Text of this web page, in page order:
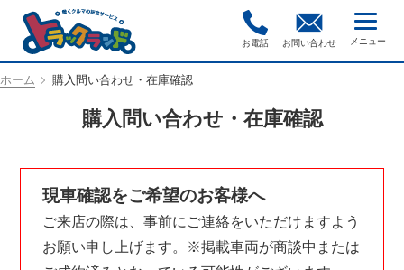
お電話 お問い合わせ
ホーム 購入問い合わせ・在庫確認
購入問い合わせ・在庫確認
現車確認をご希望のお客様へ
ご来店の際は、事前にご連絡をいただけますよう
お願い申し上げます。※掲載車両が商談中または